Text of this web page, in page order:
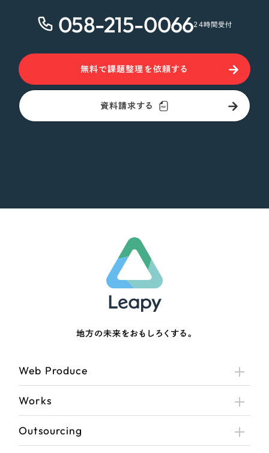
058-215-006624時間受付
無料で課題整理を依頼する
資料請求する
地方の未来をおもしろくする。
Web Produce
Works
Outsourcing